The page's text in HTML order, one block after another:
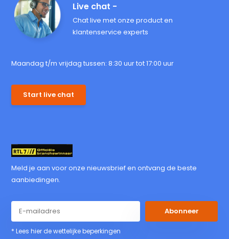
Live chat -
Chat live met onze product en
klantenservice experts
Maandag t/m vrijdag tussen: 8:30 uur tot 17:00 uur
Start live chat
Meld je aan voor onze nieuwsbrief en ontvang de beste
aanbiedingen.
Abonneer
* Lees hier de wettelijke beperkingen